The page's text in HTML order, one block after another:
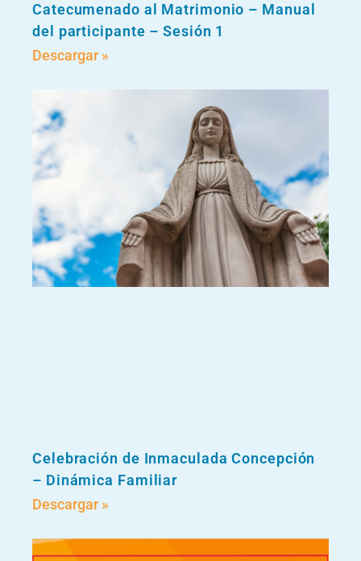
Catecumenado al Matrimonio – Manual
del participante – Sesión 1
Descargar »
Celebración de Inmaculada Concepción
– Dinámica Familiar
Descargar »